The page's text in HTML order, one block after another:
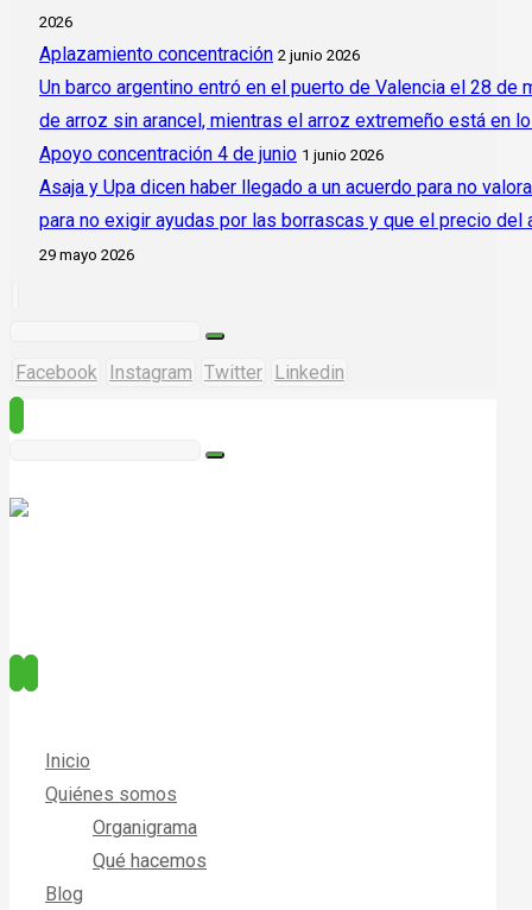
2026
Aplazamiento concentración 2 junio 2026
Un barco argentino entró en el puerto de Valencia el 28 de
de arroz sin arancel, mientras el arroz extremeño está en
Apoyo concentración 4 de junio 1 junio 2026
Asaja y Upa dicen haber llegado a un acuerdo para no
para no exigir ayudas por las borrascas y que el precio
29 mayo 2026
Facebook Instagram Twitter Linkedin
Inicio
Quiénes somos
Organigrama
Qué hacemos
Blog